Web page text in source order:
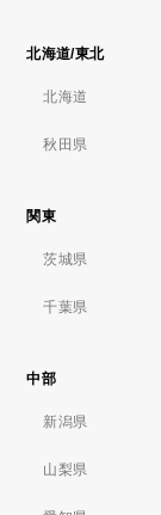
北海道/東北
北海道
秋田県
関東
茨城県
千葉県
中部
新潟県
山梨県